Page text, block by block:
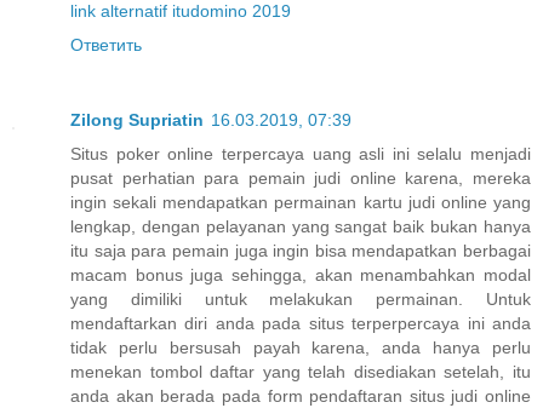
link alternatif itudomino 2019
Ответить
Zilong Supriatin 16.03.2019, 07:39
Situs poker online terpercaya uang asli ini selalu menjadi
pusat perhatian para pemain judi online karena, mereka
ingin sekali mendapatkan permainan kartu judi online yang
lengkap, dengan pelayanan yang sangat baik bukan hanya
itu saja para pemain juga ingin bisa mendapatkan berbagai
macam bonus juga sehingga, akan menambahkan modal
yang dimiliki untuk melakukan permainan. Untuk
mendaftarkan diri anda pada situs terperpercaya ini anda
tidak perlu bersusah payah karena, anda hanya perlu
menekan tombol daftar yang telah disediakan setelah, itu
anda akan berada pada form pendaftaran situs judi online